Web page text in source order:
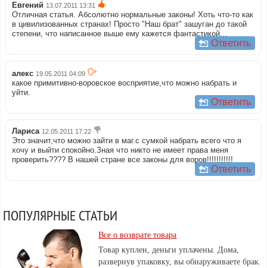
Евгений 13.07.2011 13:31
Отличная статья. Абсолютно нормальные законы! Хоть что-то как
в цивилизованных странах! Просто "Наш брат" зашуган до такой
степени, что написанное выше ему кажется фантастикой...
Ответить
алекс 19.05.2011 04:09
какое примитивно-воровское восприятие,что можно набрать и
уйти.
Ответить
Лариса 12.05.2011 17:22
Это значит,что можно зайти в маг.с сумкой набрать всего что я
хочу и выйти спокойно.Зная что никто не имеет права меня
проверить???? В нашей стране все законы для воров!!!!!!!!!!!
Ответить
ПОПУЛЯРНЫЕ СТАТЬИ
Все о возврате товара
Товар куплен, деньги уплачены. Дома,
развернув упаковку, вы обнаруживаете брак.